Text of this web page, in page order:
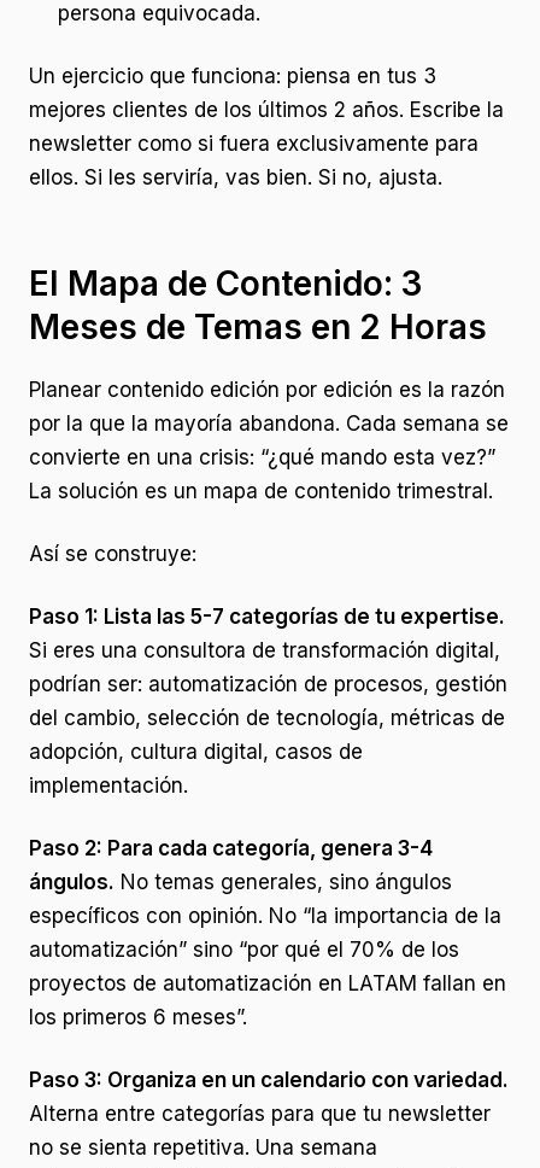
persona equivocada.
Un ejercicio que funciona: piensa en tus 3
mejores clientes de los últimos 2 años. Escribe la
newsletter como si fuera exclusivamente para
ellos. Si les serviría, vas bien. Si no, ajusta.
El Mapa de Contenido: 3
Meses de Temas en 2 Horas
Planear contenido edición por edición es la razón
por la que la mayoría abandona. Cada semana se
convierte en una crisis: “¿qué mando esta vez?”
La solución es un mapa de contenido trimestral.
Así se construye:
Paso 1: Lista las 5-7 categorías de tu expertise.
Si eres una consultora de transformación digital,
podrían ser: automatización de procesos, gestión
del cambio, selección de tecnología, métricas de
adopción, cultura digital, casos de
implementación.
Paso 2: Para cada categoría, genera 3-4
ángulos. No temas generales, sino ángulos
específicos con opinión. No “la importancia de la
automatización” sino “por qué el 70% de los
proyectos de automatización en LATAM fallan en
los primeros 6 meses”.
Paso 3: Organiza en un calendario con variedad.
Alterna entre categorías para que tu newsletter
no se sienta repetitiva. Una semana